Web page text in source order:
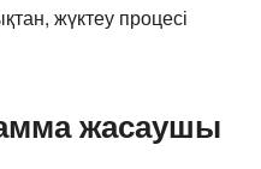
жүктеу процесі
жасаушы